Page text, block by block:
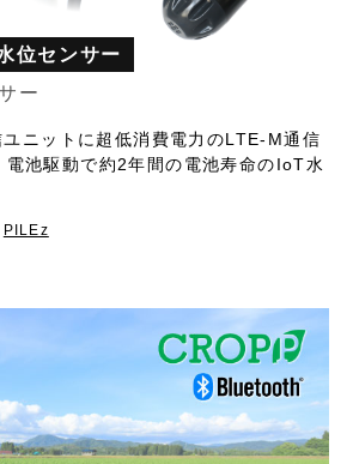
位センサー
ー
ニットに超低消費電力のLTE-M通信
電池駆動で約2年間の電池寿命のIoT水
PILEz